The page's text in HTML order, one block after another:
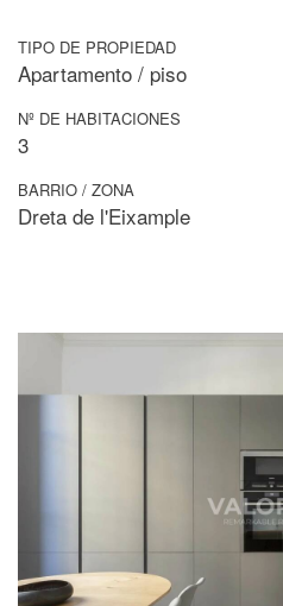
TIPO DE PROPIEDAD
Apartamento / piso
Nº DE HABITACIONES
3
BARRIO / ZONA
Dreta de l'Eixample